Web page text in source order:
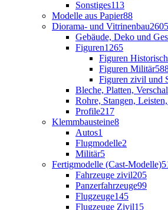
Sonstiges113
Modelle aus Papier88
Diorama- und Vitrinenbau2605
Gebäude, Deko und
Figuren1265
Figuren Historisch
Figuren Militär
Figuren zivil und
Bleche, Platten,
Rohre, Stangen,
Profile217
Klemmbausteine8
Autos1
Flugmodelle2
Militär5
Fertigmodelle (Cast-Modelle)
Fahrzeuge zivil205
Panzerfahrzeuge99
Flugzeuge145
Flugzeuge Zivil15